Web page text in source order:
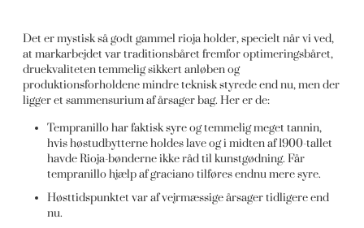
Det er mystisk så godt gammel rioja holder, specielt når vi ved,
at markarbejdet var traditionsbåret fremfor optimeringsbåret,
druekvaliteten temmelig sikkert anløben og
produktionsforholdene mindre teknisk styrede end nu, men der
ligger et sammensurium af årsager bag. Her er de:
Tempranillo har faktisk syre og temmelig meget tannin,
hvis høstudbytterne holdes lave og i midten af 1900-tallet
havde Rioja-bønderne ikke råd til kunstgødning. Får
tempranillo hjælp af graciano tilføres endnu mere syre.
Høsttidspunktet var af vejrmæssige årsager tidligere end
nu.